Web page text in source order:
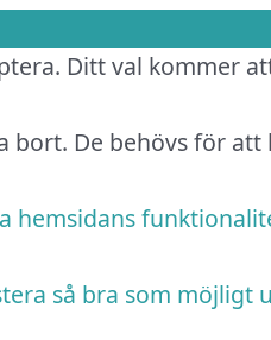
Ditt val kommer
bort. De behövs för
hemsidans
så bra som